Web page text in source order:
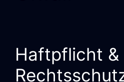
Haftpflicht &